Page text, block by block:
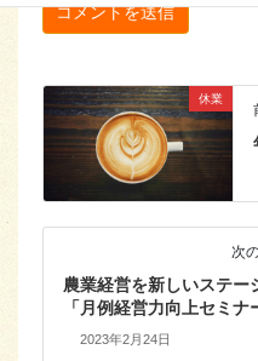
休業
次
農業経営を新しいステー
「月例経営力向上セミナ
2023年2月24日